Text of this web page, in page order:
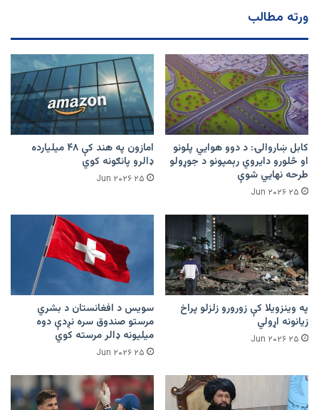
دي
ورته مطالب
کابل ښاروالۍ: د دوو هوايي پلونو
او څلورو دایروي رېمپونو د جوړولو
طرحه نهایي شوې
۲۵ Jun ۲۰۲۶
امازون په هند کې ۴۸ میلیارده
ډالرو پانګونه کوي
۲۵ Jun ۲۰۲۶
په وینزویلا کې زورورو زلزلو پراخ
زیانونه اړولي
۲۵ Jun ۲۰۲۶
سویس د افغانستان د بشري
مرستو صندوق سره نږدې دوه
میلیونه ډالر مرسته کوي
۲۵ Jun ۲۰۲۶